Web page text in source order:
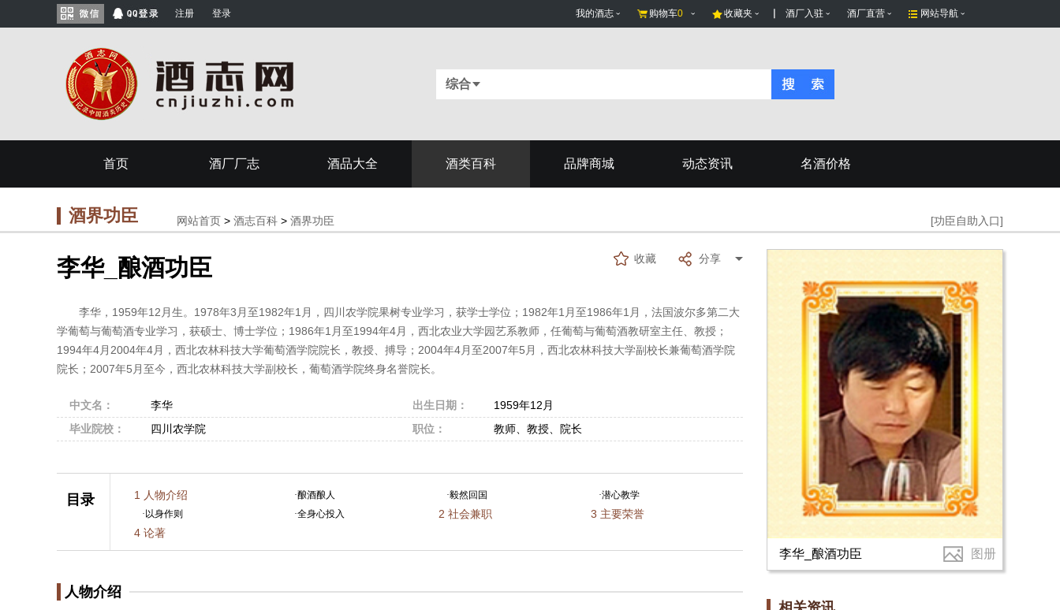
注册 登录 我的酒志 购物车0 收藏夹 酒厂入驻 酒厂直营 网站导航
综合
首页 酒厂厂志 酒品大全 酒类百科 品牌商城 动态资讯 名酒价格
酒界功臣 网站首页 > 酒志百科 > 酒界功臣 [功臣自助入口]
李华_酿酒功臣 收藏 分享
李华，1959年12月生。1978年3月至1982年1月，四川农学院果树专业学习，获学士学位；1982年1月至1986年1月，法国波尔多第二大
学葡萄与葡萄酒专业学习，获硕士、博士学位；1986年1月至1994年4月，西北农业大学园艺系教师，任葡萄与葡萄酒教研室主任、教授；
1994年4月2004年4月，西北农林科技大学葡萄酒学院院长，教授、搏导；2004年4月至2007年5月，西北农林科技大学副校长兼葡萄酒学院
院长；2007年5月至今，西北农林科技大学副校长，葡萄酒学院终身名誉院长。
中文名： 李华 出生日期：
1959年12月
毕业院校：
四川农学院 职位： 教师、教授、院长
目录 1 人物介绍 ·酿酒酿人 ·毅然回国 ·潜心教学
· 以身作则 ·全身心投入 2 社会兼职 3 主要荣誉
4 论著
人物介绍
李华_酿酒功臣 图册